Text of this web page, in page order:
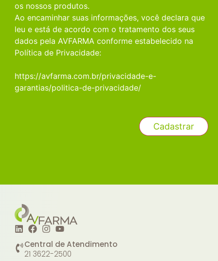
os nossos produtos.
Ao encaminhar suas informações, você declara que
leu e está de acordo com o tratamento dos seus
dados pela AVFARMA conforme estabelecido na
Política de Privacidade:
https://avfarma.com.br/privacidade-e-
garantias/politica-de-privacidade/
Central de Atendimento
21 3622-2500